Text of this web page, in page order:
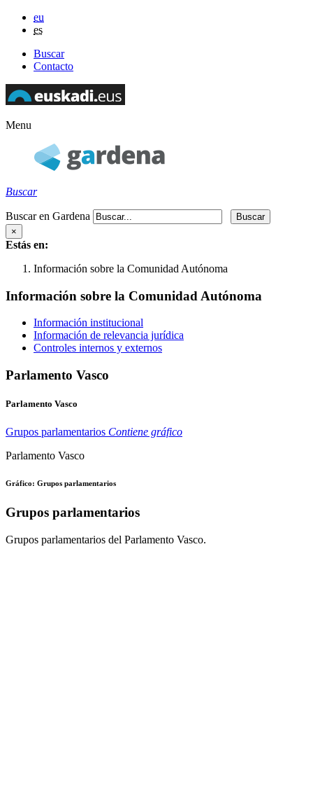
eu
es
Buscar
Contacto
Menu
Buscar
Buscar en Gardena
×
Estás en:
Información sobre la Comunidad Autónoma
Información sobre la Comunidad Autónoma
Información institucional
Información de relevancia jurídica
Controles internos y externos
Parlamento Vasco
Parlamento Vasco
Grupos parlamentarios Contiene gráfico
Parlamento Vasco
Gráfico: Grupos parlamentarios
Grupos parlamentarios
Grupos parlamentarios del Parlamento Vasco.